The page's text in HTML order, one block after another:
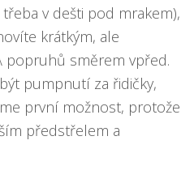
v dešti pod mrakem),
krátkým, ale
popruhů směrem vpřed.
pumpnutí za řidičky,
první možnost, protože
předstřelem a